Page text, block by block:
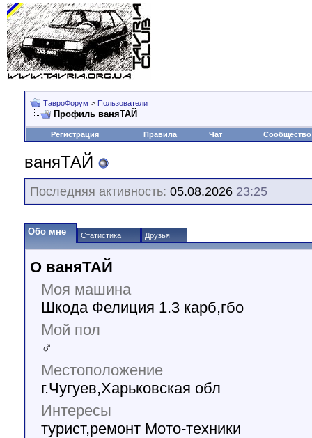
ТавроФорум > Пользователи
Профиль ваняТАЙ
Регистрация Правила Чат Сообщество
ваняТАЙ
Последняя активность: 05.08.2026 23:25
Обо мне Статистика Друзья
О ваняТАЙ
Моя машина
Шкода Фелиция 1.3 карб,гбо
Мой пол
♂
Местоположение
г.Чугуев,Харьковская обл
Интересы
турист,ремонт Мото-техники